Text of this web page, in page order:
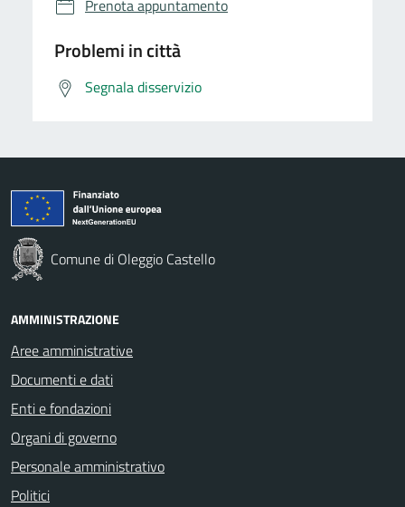
Prenota appuntamento
Problemi in città
Segnala disservizio
Comune di Oleggio Castello
AMMINISTRAZIONE
Aree amministrative
Documenti e dati
Enti e fondazioni
Organi di governo
Personale amministrativo
Politici